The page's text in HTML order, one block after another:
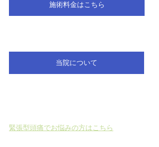
施術料金はこちら
当院について
緊張型頭痛でお悩みの方はこちら